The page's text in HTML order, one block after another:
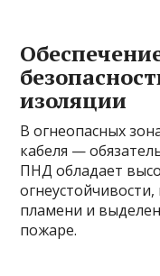
изоляции
В огнеопасных
кабеля —
ПНД обладает
пламени и
пожаре.